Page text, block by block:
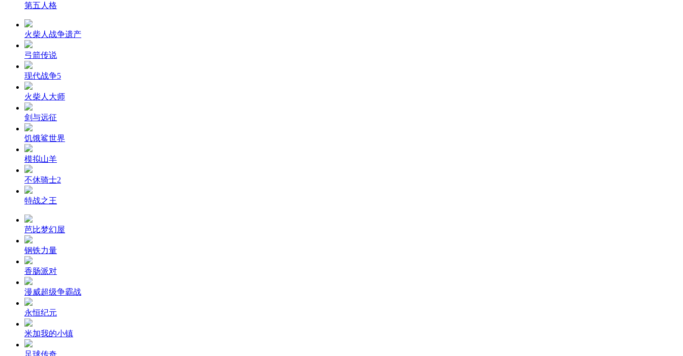
第五人格
火柴人战争遗产
弓箭传说
现代战争5
火柴人大师
剑与远征
饥饿鲨世界
模拟山羊
不休骑士2
特战之王
芭比梦幻屋
钢铁力量
香肠派对
漫威超级争霸战
永恒纪元
米加我的小镇